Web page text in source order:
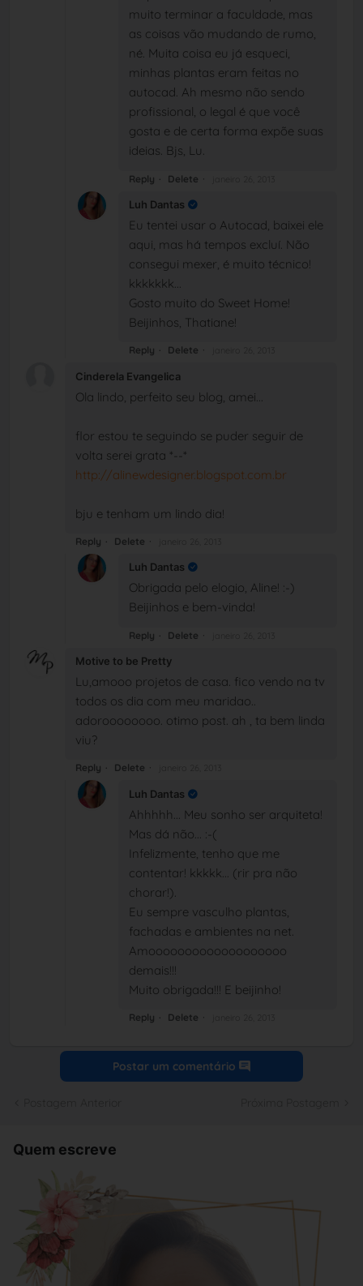
muito terminar a faculdade, mas
as coisas vão mudando de rumo,
né. Muita coisa eu já esqueci,
minhas plantas eram feitas no
autocad. Ah mesmo não sendo
profissional, o legal é que você
gosta e de certa forma expõe suas
ideias. Bjs, Lu.
Reply Delete
Luh Dantas
Eu tentei usar o Autocad, baixei ele
aqui, mas há tempos excluí. Não
consegui mexer, é muito técnico!
kkkkkkk...
Gosto muito do Sweet Home!
Beijinhos, Thatiane!
Reply Delete
Cinderela Evangelica
Ola lindo, perfeito seu blog, amei...
flor estou te seguindo se puder seguir de
volta serei grata *--*
http://alinewdesigner.blogspot.com.br
bju e tenham um lindo dia!
Reply Delete
Luh Dantas
Obrigada pelo elogio, Aline! :-)
Beijinhos e bem-vinda!
Reply Delete
Motive to be Pretty
Lu,amooo projetos de casa. fico vendo na tv
todos os dia com meu maridao..
adoroooooooo. otimo post. ah , ta bem linda
viu?
Reply Delete
Luh Dantas
Ahhhhh... Meu sonho ser arquiteta!
Mas dá não... :-(
Infelizmente, tenho que me
contentar! kkkkk... (rir pra não
chorar!).
Eu sempre vasculho plantas,
fachadas e ambientes na net.
Amooooooooooooooooooo
demais!!!
Muito obrigada!!! E beijinho!
Reply Delete
Postar um comentário
Quem escreve